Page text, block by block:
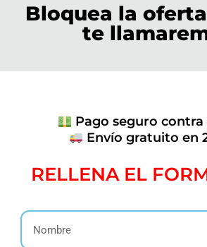
Bloquea la
te
Pago seguro
Envío gratuito en
RELLENA EL